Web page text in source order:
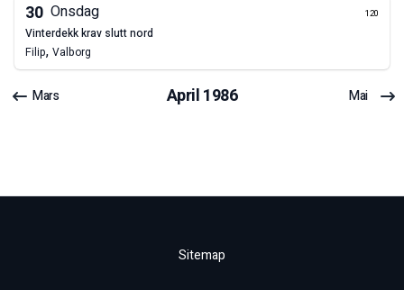
30 Onsdag 120
vinterdekk krav slutt nord
Filip, Valborg
Mars April1986 Mai
Sitemap